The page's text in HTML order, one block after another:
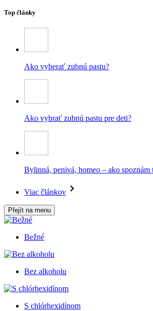
Top články
Ako vyberať zubnú pastu?
Ako vybrať zubnú pastu pre deti?
Bylinná, penivá, homeo – ako spoznám
Viac článkov
Přejít na menu
Bežné
Bez alkoholu
S chlórhexidínom